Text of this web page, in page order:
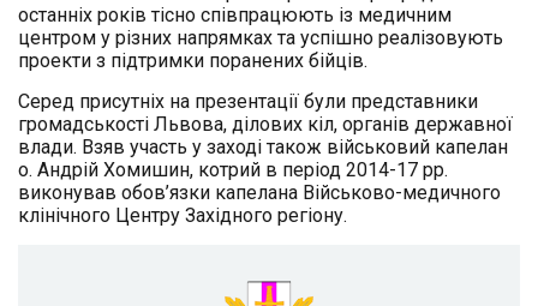
останніх років тісно співпрацюють із медичним
центром у різних напрямках та успішно реалізовують
проекти з підтримки поранених бійців.
Серед присутніх на презентації були представники
громадськості Львова, ділових кіл, органів державної
влади. Взяв участь у заході також військовий капелан
о. Андрій Хомишин, котрий в період 2014-17 рр.
виконував обов’язки капелана Військово-медичного
клінічного Центру Західного регіону.